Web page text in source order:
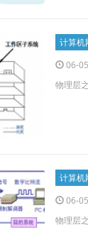
计算机
06-05
物理层
计算机
06-05
物理层